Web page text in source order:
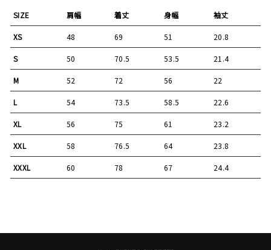
SIZE 肩幅 着丈 身幅 袖丈
XS 48 69 51 20.8
S 50 70.5 53.5 21.4
M 52 72 56 22
L 54 73.5 58.5 22.6
XL 56 75 61 23.2
XXL 58 76.5 64 23.8
XXXL 60 78 67 24.4